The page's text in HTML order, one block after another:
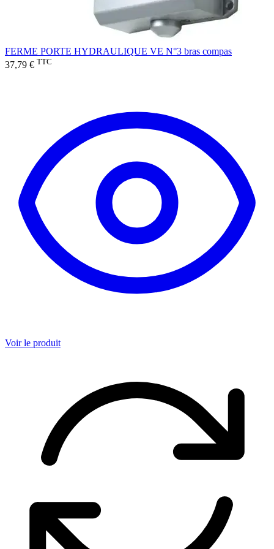
FERME PORTE HYDRAULIQUE VE N°3 bras compas
37,79 € TTC
Voir le produit